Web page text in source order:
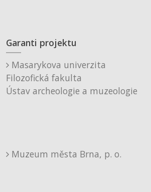
Garanti projektu
Masarykova univerzita
Filozofická fakulta
Ústav archeologie a muzeologie
Muzeum města Brna, p. o.